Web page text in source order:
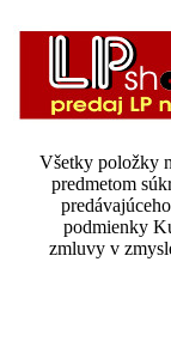
Všetky položky
predmetom
podmienky
zmluvy v